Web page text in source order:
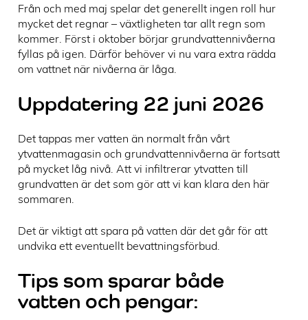
Från och med maj spelar det generellt ingen roll hur
mycket det regnar – växtligheten tar allt regn som
kommer. Först i oktober börjar grundvattennivåerna
fyllas på igen. Därför behöver vi nu vara extra rädda
om vattnet när nivåerna är låga.
Uppdatering 22 juni 2026
Det tappas mer vatten än normalt från vårt
ytvattenmagasin och grundvattennivåerna är fortsatt
på mycket låg nivå. Att vi infiltrerar ytvatten till
grundvatten är det som gör att vi kan klara den här
sommaren.
Det är viktigt att spara på vatten där det går för att
undvika ett eventuellt bevattningsförbud.
Tips som sparar både
vatten och pengar: